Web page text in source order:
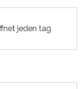
jeden tag